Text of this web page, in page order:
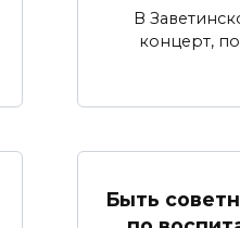
В
концерт,
Быть